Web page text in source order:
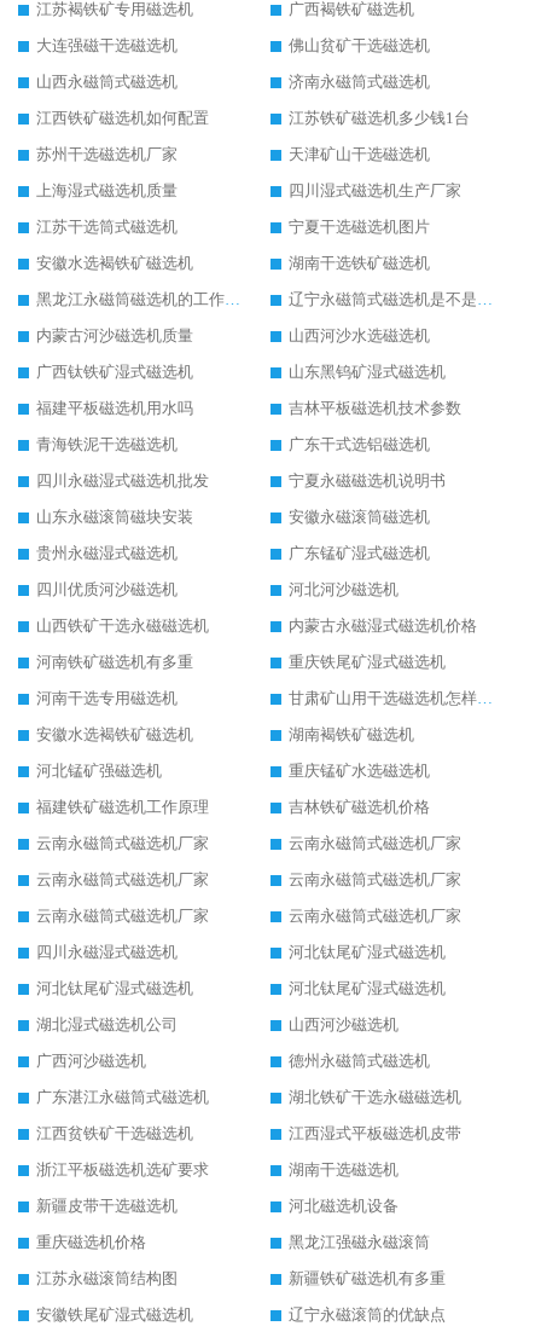
江苏褐铁矿专用磁选机
广西褐铁矿磁选机
大连强磁干选磁选机
佛山贫矿干选磁选机
山西永磁筒式磁选机
济南永磁筒式磁选机
江西铁矿磁选机如何配置
江苏铁矿磁选机多少钱1台
苏州干选磁选机厂家
天津矿山干选磁选机
上海湿式磁选机质量
四川湿式磁选机生产厂家
江苏干选筒式磁选机
宁夏干选磁选机图片
安徽水选褐铁矿磁选机
湖南干选铁矿磁选机
黑龙江永磁筒磁选机的工作原理
辽宁永磁筒式磁选机是不是强磁
内蒙古河沙磁选机质量
山西河沙水选磁选机
广西钛铁矿湿式磁选机
山东黑钨矿湿式磁选机
福建平板磁选机用水吗
吉林平板磁选机技术参数
青海铁泥干选磁选机
广东干式选铝磁选机
四川永磁湿式磁选机批发
宁夏永磁磁选机说明书
山东永磁滚筒磁块安装
安徽永磁滚筒磁选机
贵州永磁湿式磁选机
广东锰矿湿式磁选机
四川优质河沙磁选机
河北河沙磁选机
山西铁矿干选永磁磁选机
内蒙古永磁湿式磁选机价格
河南铁矿磁选机有多重
重庆铁尾矿湿式磁选机
河南干选专用磁选机
甘肃矿山用干选磁选机怎样调磁
安徽水选褐铁矿磁选机
湖南褐铁矿磁选机
河北锰矿强磁选机
重庆锰矿水选磁选机
福建铁矿磁选机工作原理
吉林铁矿磁选机价格
云南永磁筒式磁选机厂家
云南永磁筒式磁选机厂家
云南永磁筒式磁选机厂家
云南永磁筒式磁选机厂家
云南永磁筒式磁选机厂家
云南永磁筒式磁选机厂家
四川永磁湿式磁选机
河北钛尾矿湿式磁选机
河北钛尾矿湿式磁选机
河北钛尾矿湿式磁选机
湖北湿式磁选机公司
山西河沙磁选机
广西河沙磁选机
德州永磁筒式磁选机
广东湛江永磁筒式磁选机
湖北铁矿干选永磁磁选机
江西贫铁矿干选磁选机
江西湿式平板磁选机皮带
浙江平板磁选机选矿要求
湖南干选磁选机
新疆皮带干选磁选机
河北磁选机设备
重庆磁选机价格
黑龙江强磁永磁滚筒
江苏永磁滚筒结构图
新疆铁矿磁选机有多重
安徽铁尾矿湿式磁选机
辽宁永磁滚筒的优缺点